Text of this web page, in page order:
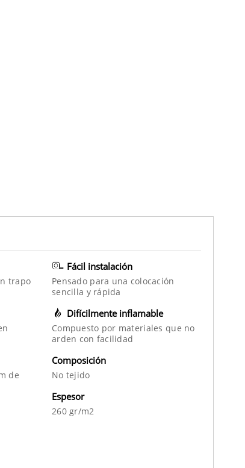
trapo
Fácil instalación
Pensado para una colocación
sencilla y rápida
Difícilmente inflamable
Compuesto por materiales que no
arden con facilidad
de
Composición
No tejido
Espesor
260 gr/m2